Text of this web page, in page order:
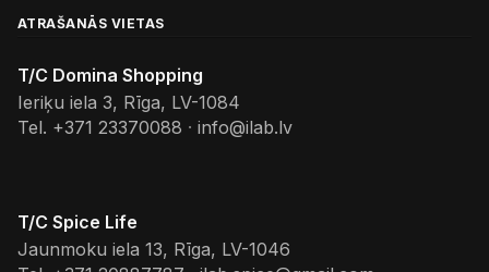
ATRAŠANĀS VIETAS
T/C Domina Shopping
Ieriķu iela 3, Rīga, LV-1084
Tel. +371 23370088 · info@ilab.lv
T/C Spice Life
Jaunmoku iela 13, Rīga, LV-1046